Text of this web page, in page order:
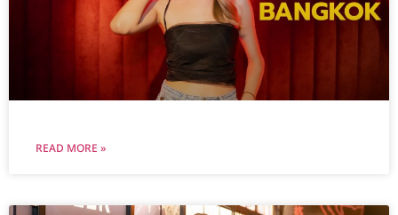
READ MORE »